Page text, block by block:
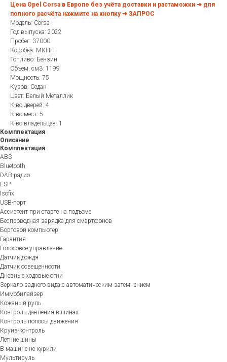
Цена Opel Corsa в Европе без учёта доставки и растаможки ➜ для
полного расчёта нажмите на кнопку ➜ ЗАПРОС
Модель: Corsa
Год выпуска: 2022
Пробег: 37000
Коробка: МКПП
Топливо: Бензин
Объем, см3: 1199
Мощность: 75
Кузов: Седан
Цвет: Белый Металлик
К-во дверей: 4
К-во мест: 5
К-во владельцев: 1
Комплектация
Описание
Комплектация
ABS
Bluetooth
DAB-радио
ESP
Isofix
USB-порт
Ассистент при старте на подъеме
Беспроводная зарядка для смартфонов
Бортовой компьютер
Гарантия
Голосовое управление
Датчик дождя
Датчик освещенности
Дневные ходовые огни
Зеркало заднего вида с автоматическим затемнением
Иммобилайзер
Кожаный руль
Контроль давления в шинах
Контроль полосы движения
Круиз-контроль
Летние шины
В машине не курили
Мультируль